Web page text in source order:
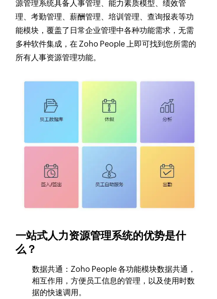
源管理系统具备人事管理、能力素质模型、绩效管
理、考勤管理、薪酬管理、培训管理、查询报表等功
能模块，覆盖了日常企业管理中各种功能需求，无需
多种软件集成，在 Zoho People 上即可找到您所需的
所有人事资源管理功能。
一站式人力资源管理系统的优势是什
么？
数据共通 ：Zoho People 各功能模块数据共通，
相互作用，方便员工信息的管理，以及使用时数
据的快速调用。